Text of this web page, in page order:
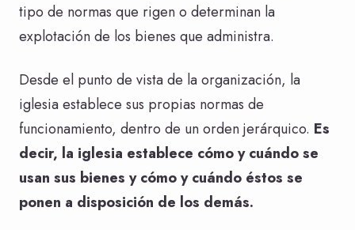
tipo de normas que rigen o determinan la
explotación de los bienes que administra.
Desde el punto de vista de la organización, la
iglesia establece sus propias normas de
funcionamiento, dentro de un orden jerárquico. Es
decir, la iglesia establece cómo y cuándo se
usan sus bienes y cómo y cuándo éstos se
ponen a disposición de los demás.